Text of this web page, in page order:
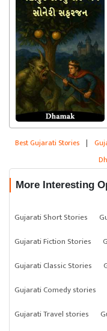
Best Gujarati Stories |
More Interesting
Gujarati Short Stories
Gujarati Fiction Stories
Gujarati Classic Stories
Gujarati Comedy stories
Gujarati Travel stories